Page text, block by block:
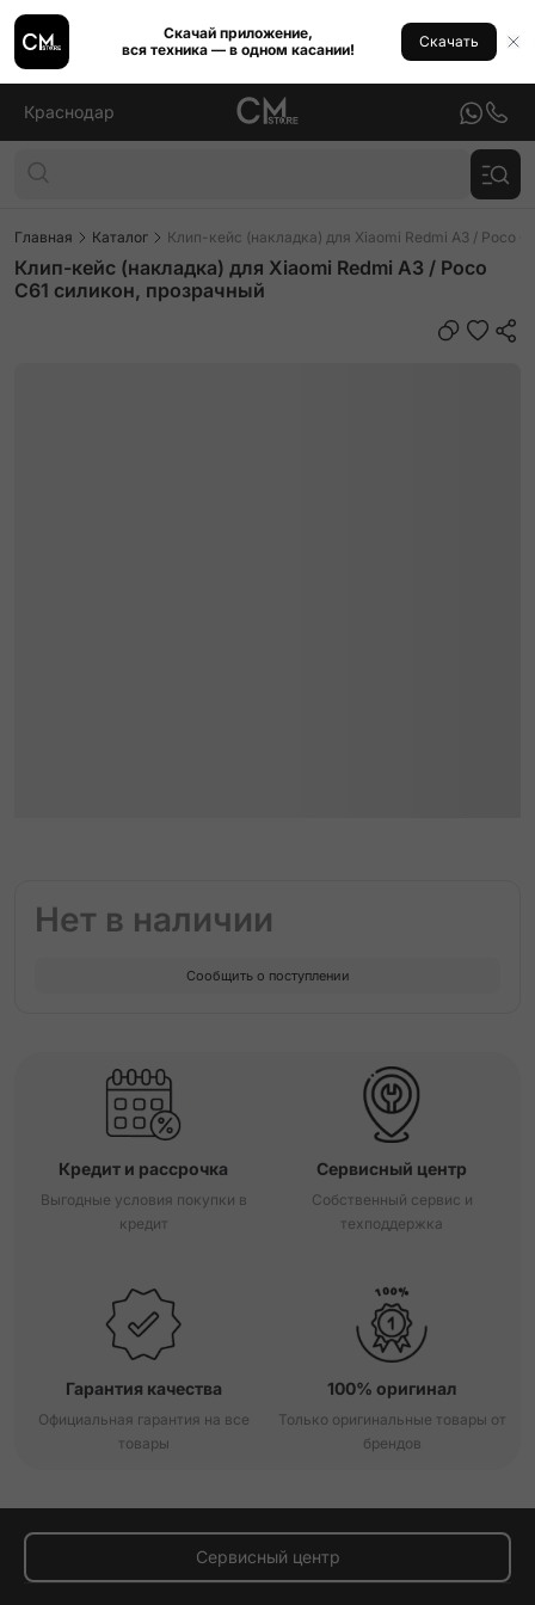
Скачай приложение,
вся техника — в одном касании!
Скачать
Краснодар
Главная Каталог Клип-кейс (накладка) для Xiaomi Redmi A3 / Poco
Клип-кейс (накладка) для Xiaomi Redmi A3 / Poco
C61 силикон, прозрачный
Нет в наличии
Сообщить о поступлении
Кредит и рассрочка
Выгодные условия покупки в
кредит
Сервисный центр
Собственный сервис и
техподдержка
Гарантия качества
Официальная гарантия на все
товары
100% оригинал
Только оригинальные товары от
брендов
Сервисный центр